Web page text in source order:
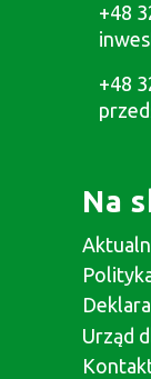
+48
+48
Na
Urząd